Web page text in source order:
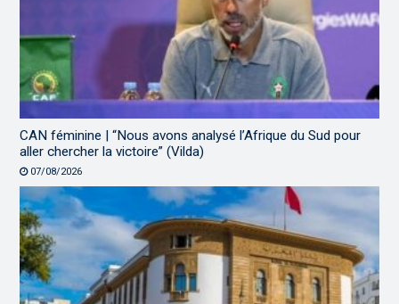
CAN féminine | “Nous avons analysé l’Afrique du Sud pour
aller chercher la victoire” (Vilda)
07/08/2026